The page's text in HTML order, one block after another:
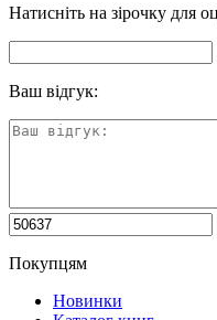
Натисніть на зірочку для
Ваш відгук:
Покупцям
Новинки